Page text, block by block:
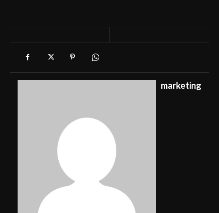
marketing